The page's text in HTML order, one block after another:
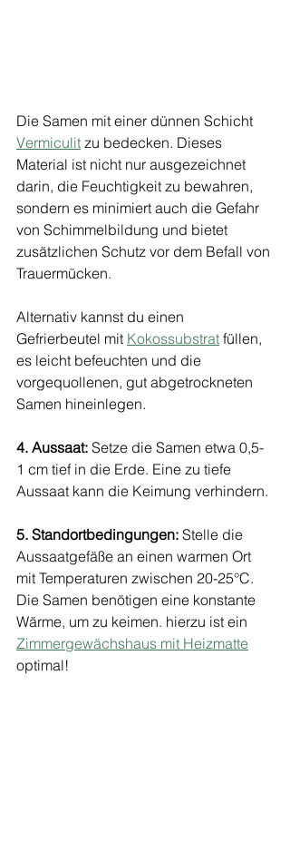
Die Samen mit einer dünnen Schicht
Vermiculit zu bedecken. Dieses
Material ist nicht nur ausgezeichnet
darin, die Feuchtigkeit zu bewahren,
sondern es minimiert auch die Gefahr
von Schimmelbildung und bietet
zusätzlichen Schutz vor dem Befall von
Trauermücken.
Alternativ kannst du einen
Gefrierbeutel mit Kokossubstrat füllen,
es leicht befeuchten und die
vorgequollenen, gut abgetrockneten
Samen hineinlegen.
4. Aussaat: Setze die Samen etwa 0,5-
1 cm tief in die Erde. Eine zu tiefe
Aussaat kann die Keimung verhindern.
5. Standortbedingungen: Stelle die
Aussaatgefäße an einen warmen Ort
mit Temperaturen zwischen 20-25°C.
Die Samen benötigen eine konstante
Wärme, um zu keimen. hierzu ist ein
Zimmergewächshaus mit Heizmatte
optimal!